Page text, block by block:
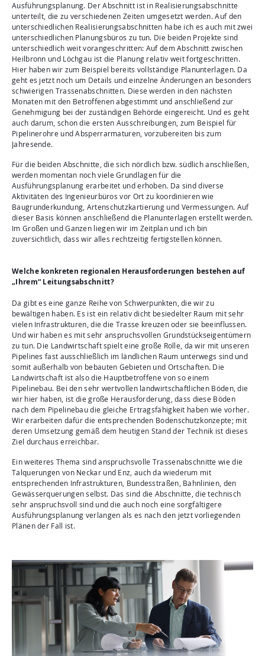
Ausführungsplanung. Der Abschnitt ist in Realisierungsabschnitte
unterteilt, die zu verschiedenen Zeiten umgesetzt werden. Auf den
unterschiedlichen Realisierungsabschnitten habe ich es auch mit zwei
unterschiedlichen Planungsbüros zu tun. Die beiden Projekte sind
unterschiedlich weit vorangeschritten: Auf dem Abschnitt zwischen
Heilbronn und Löchgau ist die Planung relativ weit fortgeschritten.
Hier haben wir zum Beispiel bereits vollständige Planunterlagen. Da
geht es jetzt noch um Details und einzelne Änderungen an besonders
schwierigen Trassenabschnitten. Diese werden in den nächsten
Monaten mit den Betroffenen abgestimmt und anschließend zur
Genehmigung bei der zuständigen Behörde eingereicht. Und es geht
auch darum, schon die ersten Ausschreibungen, zum Beispiel für
Pipelinerohre und Absperrarmaturen, vorzubereiten bis zum
Jahresende.
Für die beiden Abschnitte, die sich nördlich bzw. südlich anschließen,
werden momentan noch viele Grundlagen für die
Ausführungsplanung erarbeitet und erhoben. Da sind diverse
Aktivitäten des Ingenieurbüros vor Ort zu koordinieren wie
Baugrunderkundung, Artenschutzkartierung und Vermessungen. Auf
dieser Basis können anschließend die Planunterlagen erstellt werden.
Im Großen und Ganzen liegen wir im Zeitplan und ich bin
zuversichtlich, dass wir alles rechtzeitig fertigstellen können.
Welche konkreten regionalen Herausforderungen bestehen auf
„Ihrem“ Leitungsabschnitt?
Da gibt es eine ganze Reihe von Schwerpunkten, die wir zu
bewältigen haben. Es ist ein relativ dicht besiedelter Raum mit sehr
vielen Infrastrukturen, die die Trasse kreuzen oder sie beeinflussen.
Und wir haben es mit sehr anspruchsvollen Grundstückseigentümern
zu tun. Die Landwirtschaft spielt eine große Rolle, da wir mit unseren
Pipelines fast ausschließlich im ländlichen Raum unterwegs sind und
somit außerhalb von bebauten Gebieten und Ortschaften. Die
Landwirtschaft ist also die Hauptbetroffene von so einem
Pipelinebau. Bei den sehr wertvollen landwirtschaftlichen Böden, die
wir hier haben, ist die große Herausforderung, dass diese Böden
nach dem Pipelinebau die gleiche Ertragsfähigkeit haben wie vorher.
Wir erarbeiten dafür die entsprechenden Bodenschutzkonzepte; mit
deren Umsetzung gemäß dem heutigen Stand der Technik ist dieses
Ziel durchaus erreichbar.
Ein weiteres Thema sind anspruchsvolle Trassenabschnitte wie die
Talquerungen von Neckar und Enz, auch da wiederum mit
entsprechenden Infrastrukturen, Bundesstraßen, Bahnlinien, den
Gewässerquerungen selbst. Das sind die Abschnitte, die technisch
sehr anspruchsvoll sind und die auch noch eine sorgfältigere
Ausführungsplanung verlangen als es nach den jetzt vorliegenden
Plänen der Fall ist.